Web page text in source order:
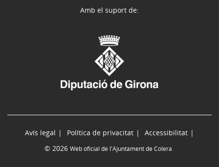
Avís legal Política de privacitat
Accessibilitat
© 2026 Web oficial de l'Ajuntament de Colera
Amb el suport de: